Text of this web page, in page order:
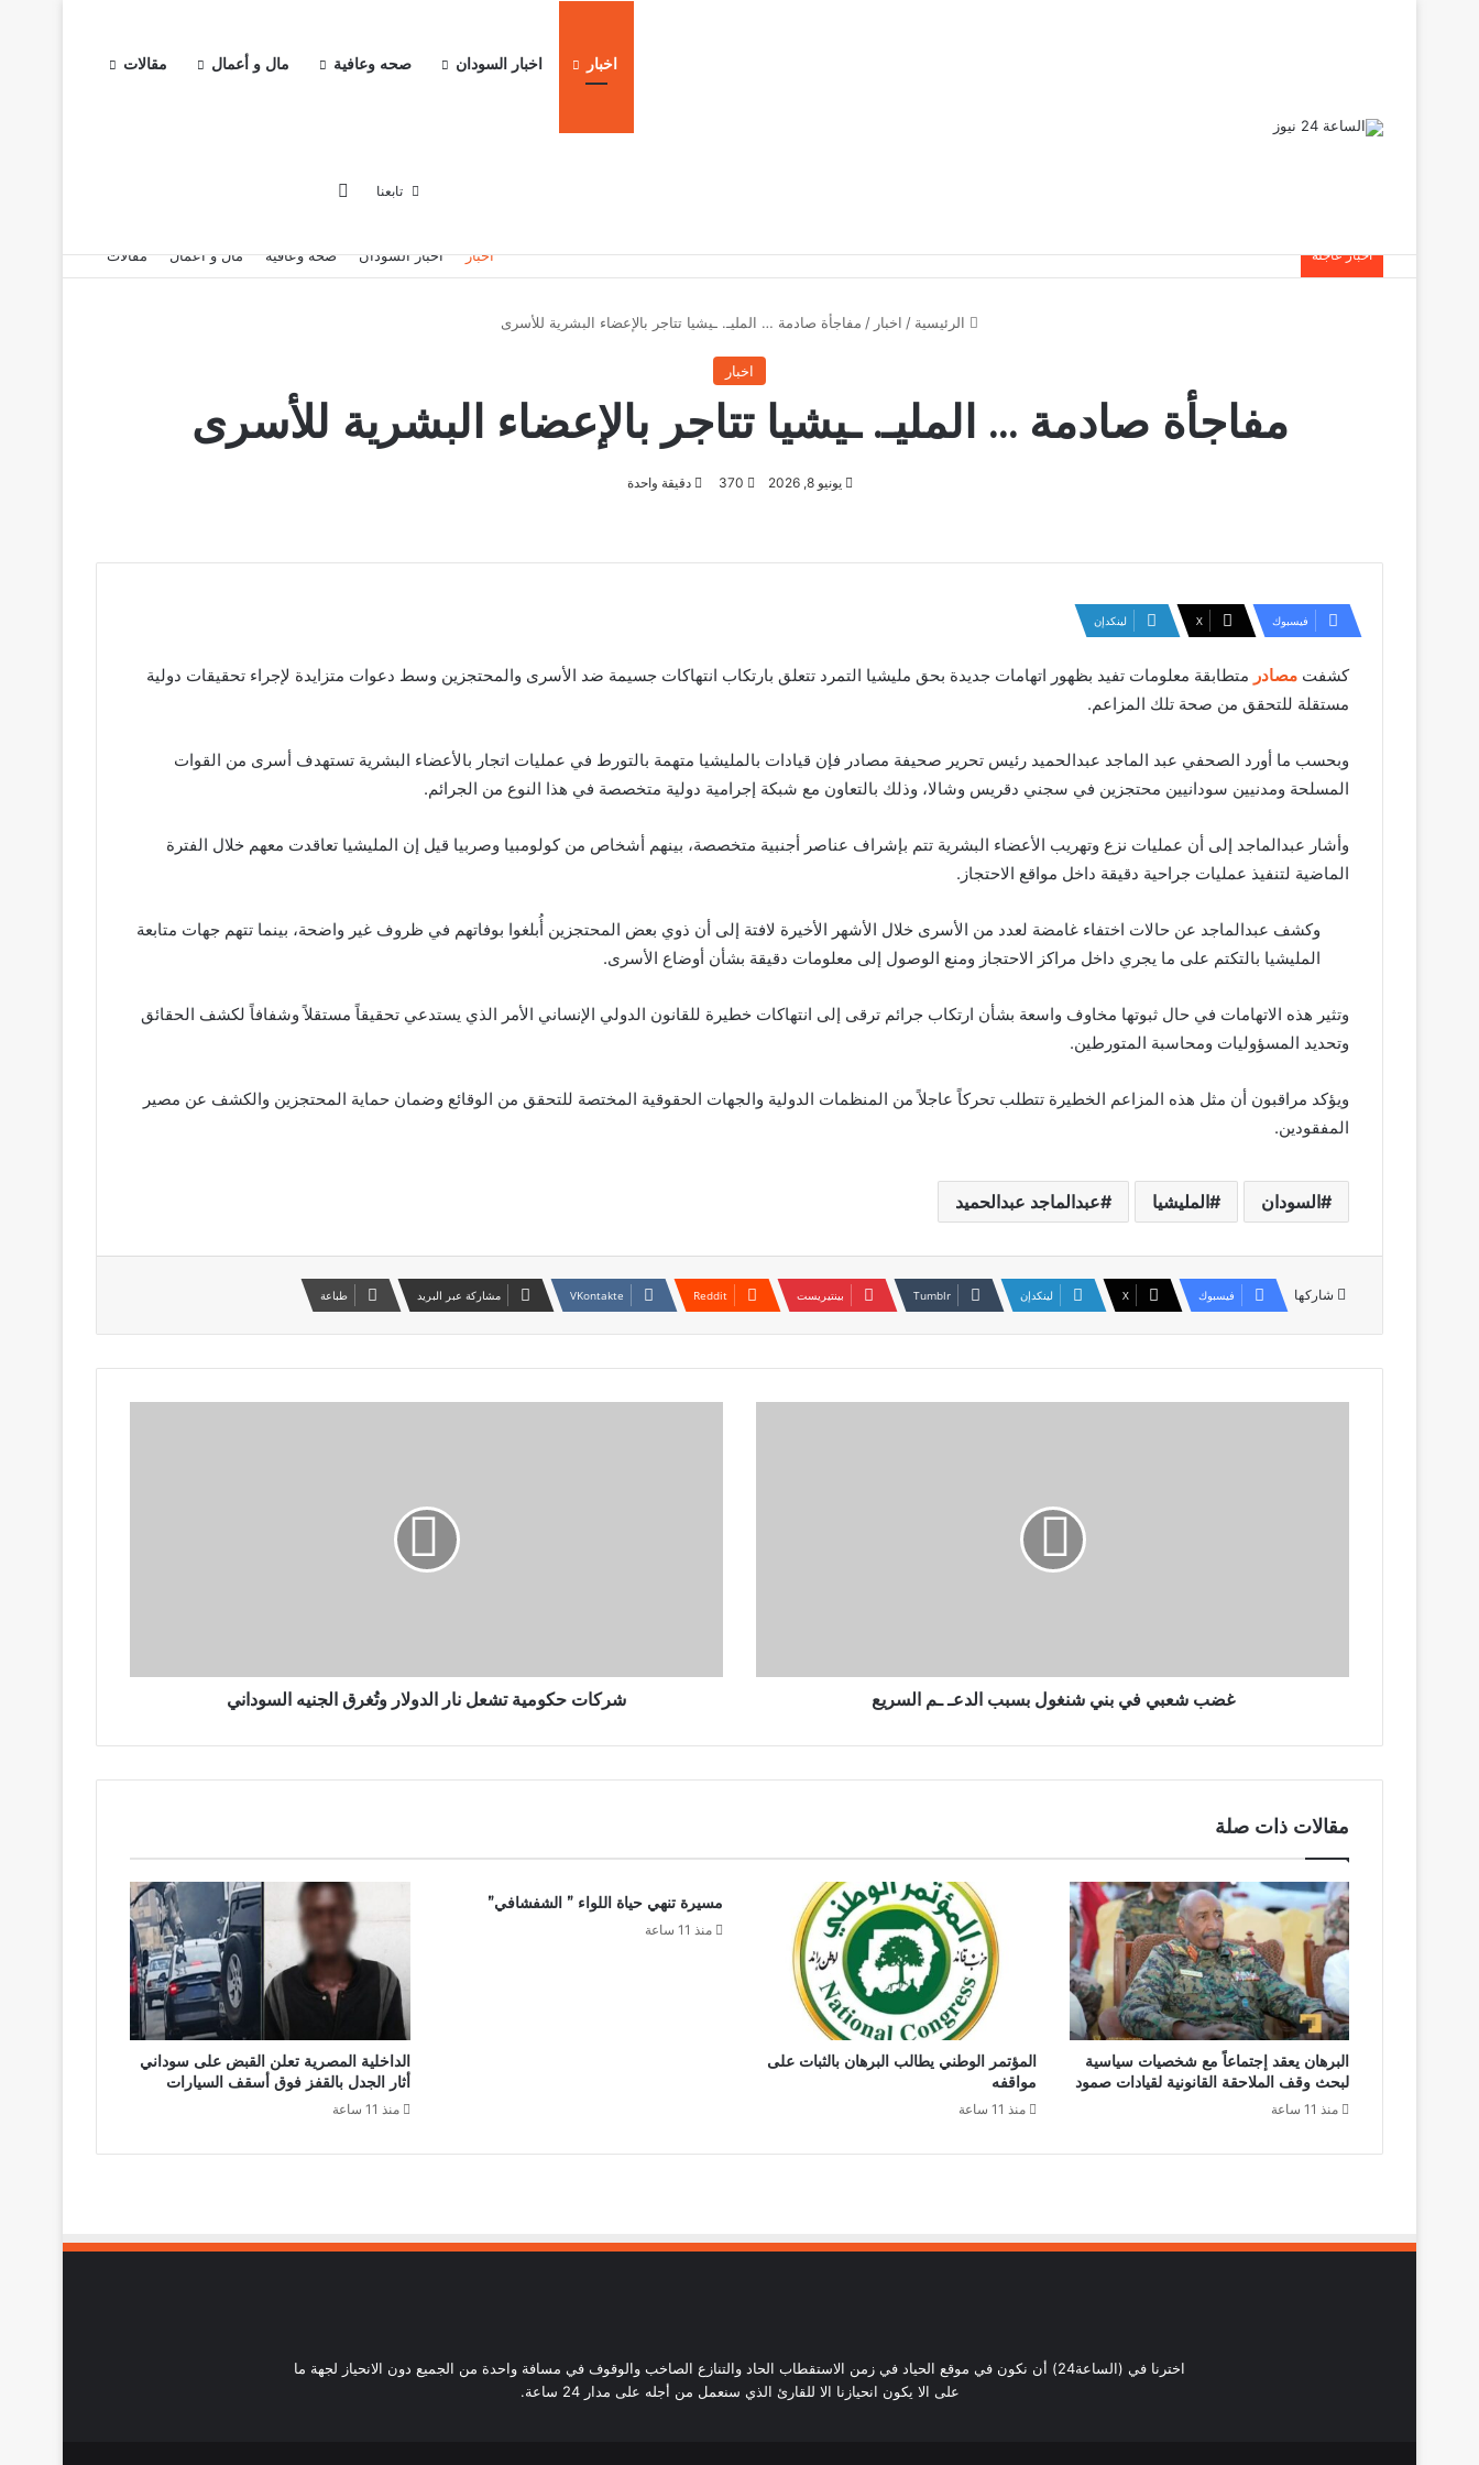
اخبار اخبار السودان صحه وعافية مال و أعمال مقالات
تابعنا
أخبار عاجلة اخبار اخبار السودان صحه وعافية مال و أعمال مقالات
الرئيسية / اخبار / مفاجأة صادمة … المليـ. ـيشيا تتاجر بالإعضاء البشرية للأسرى
اخبار
مفاجأة صادمة … المليـ. ـيشيا تتاجر بالإعضاء البشرية للأسرى
يونيو 8, 2026 370 دقيقة واحدة
فيسبوك ‫X لينكدإن
كشفت مصادر متطابقة معلومات تفيد بظهور اتهامات جديدة بحق مليشيا التمرد تتعلق بارتكاب انتهاكات جسيمة ضد الأسرى والمحتجزين وسط دعوات متزايدة لإجراء تحقيقات دولية
مستقلة للتحقق من صحة تلك المزاعم.
وبحسب ما أورد الصحفي عبد الماجد عبدالحميد رئيس تحرير صحيفة مصادر فإن قيادات بالمليشيا متهمة بالتورط في عمليات اتجار بالأعضاء البشرية تستهدف أسرى من القوات
المسلحة ومدنيين سودانيين محتجزين في سجني دقريس وشالا، وذلك بالتعاون مع شبكة إجرامية دولية متخصصة في هذا النوع من الجرائم.
وأشار عبدالماجد إلى أن عمليات نزع وتهريب الأعضاء البشرية تتم بإشراف عناصر أجنبية متخصصة، بينهم أشخاص من كولومبيا وصربيا قيل إن المليشيا تعاقدت معهم خلال الفترة
الماضية لتنفيذ عمليات جراحية دقيقة داخل مواقع الاحتجاز.
وكشف عبدالماجد عن حالات اختفاء غامضة لعدد من الأسرى خلال الأشهر الأخيرة لافتة إلى أن ذوي بعض المحتجزين أُبلغوا بوفاتهم في ظروف غير واضحة، بينما تتهم جهات متابعة
المليشيا بالتكتم على ما يجري داخل مراكز الاحتجاز ومنع الوصول إلى معلومات دقيقة بشأن أوضاع الأسرى.
وتثير هذه الاتهامات في حال ثبوتها مخاوف واسعة بشأن ارتكاب جرائم ترقى إلى انتهاكات خطيرة للقانون الدولي الإنساني الأمر الذي يستدعي تحقيقاً مستقلاً وشفافاً لكشف الحقائق
وتحديد المسؤوليات ومحاسبة المتورطين.
ويؤكد مراقبون أن مثل هذه المزاعم الخطيرة تتطلب تحركاً عاجلاً من المنظمات الدولية والجهات الحقوقية المختصة للتحقق من الوقائع وضمان حماية المحتجزين والكشف عن مصير
المفقودين.
السودان المليشيا عبدالماجد عبدالحميد
شاركها فيسبوك ‫X لينكدإن بينتيريست مشاركة عبر البريد طباعة
غضب شعبي في بني شنغول بسبب الدعـ ـم السريع شركات حكومية تشعل نار الدولار وتُغرق الجنيه السوداني
مقالات ذات صلة
البرهان يعقد إجتماعاً مع شخصيات سياسية
لبحث وقف الملاحقة القانونية لقيادات صمود
منذ 11 ساعة
المؤتمر الوطني يطالب البرهان بالثبات على
مواقفه
منذ 11 ساعة
مسيرة تنهي حياة اللواء ” الشفشافي”
منذ 11 ساعة
الداخلية المصرية تعلن القبض على سوداني
أثار الجدل بالقفز فوق أسقف السيارات
منذ 11 ساعة
اخترنا في (الساعة24) أن نكون في موقع الحياد في زمن الاستقطاب الحاد والتنازع الصاخب والوقوف في مسافة واحدة من الجميع دون الانحياز لجهة ما
على الا يكون انحيازنا الا للقارئ الذي سنعمل من أجله على مدار 24 ساعة.